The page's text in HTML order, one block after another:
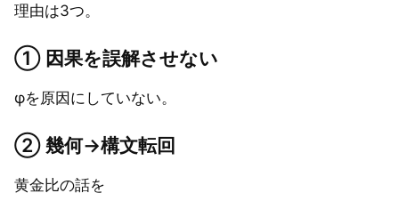
理由は3つ。
① 因果を誤解させない
φを原因にしていない。
② 幾何→構文転回
黄金比の話を